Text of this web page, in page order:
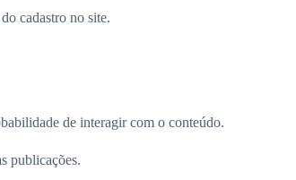
cadastro no site.
de interagir com o conteúdo.
publicações.